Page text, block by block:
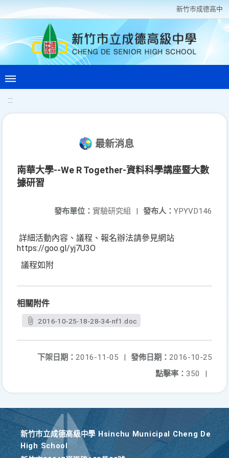
新竹巿成德高中
:::
最新消息
南華大學--We R Together-資料科學講座暨大數
據研習
發布人： YPYVD146
發布單位： 實驗研究組 |
詳細活動內容、議程、報名辦法請參見網站
https://goo.gl/yj7U3O
議程如附
相關附件
2016-10-25-18-28-34-nf1.doc
發佈日期： 2016-10-25
下架日期： 2016-11-05
|
點擊率： 350 |
新竹巿立成德高級中學 Hsinchu Municipal Cheng De
High School